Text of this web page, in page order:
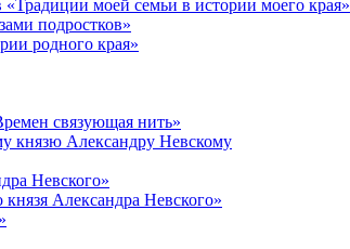
моей семьи в истории моего края»
подростков»
родного края»
связующая нить»
князю Александру Невскому
Невского»
Александра Невского»